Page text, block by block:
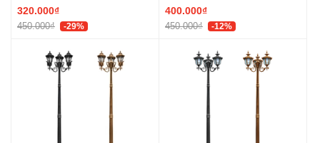
320.000₫
450.000₫ -29%
400.000₫
450.000₫ -12%